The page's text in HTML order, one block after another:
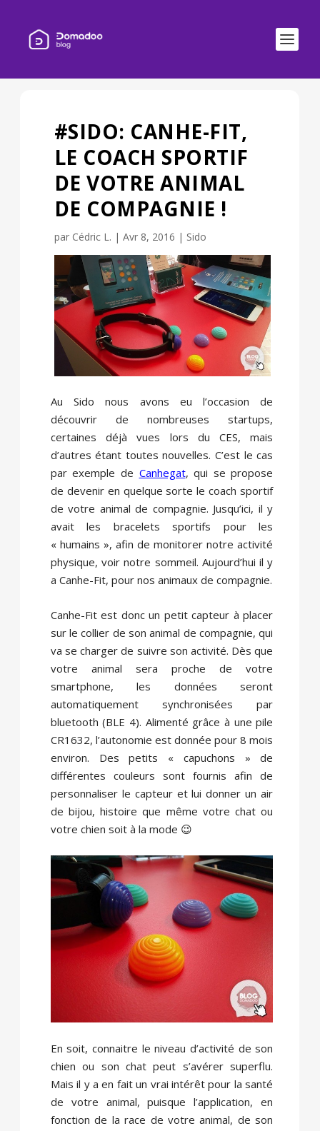
#SIDO: CANHE-FIT,
LE COACH SPORTIF
DE VOTRE ANIMAL
DE COMPAGNIE !
par Cédric L. | Avr 8, 2016 | Sido
Au Sido nous avons eu l’occasion de
découvrir de nombreuses startups,
certaines déjà vues lors du CES, mais
d’autres étant toutes nouvelles. C’est le cas
par exemple de Canhegat, qui se propose
de devenir en quelque sorte le coach sportif
de votre animal de compagnie. Jusqu’ici, il y
avait les bracelets sportifs pour les
« humains », afin de monitorer notre activité
physique, voir notre sommeil. Aujourd’hui il y
a Canhe-Fit, pour nos animaux de compagnie.
Canhe-Fit est donc un petit capteur à placer
sur le collier de son animal de compagnie, qui
va se charger de suivre son activité. Dès que
votre animal sera proche de votre
smartphone, les données seront
automatiquement synchronisées par
bluetooth (BLE 4). Alimenté grâce à une pile
CR1632, l’autonomie est donnée pour 8 mois
environ. Des petits « capuchons » de
différentes couleurs sont fournis afin de
personnaliser le capteur et lui donner un air
de bijou, histoire que même votre chat ou
votre chien soit à la mode 😉
En soit, connaitre le niveau d’activité de son
chien ou son chat peut s’avérer superflu.
Mais il y a en fait un vrai intérêt pour la santé
de votre animal, puisque l’application, en
fonction de la race de votre animal, de son